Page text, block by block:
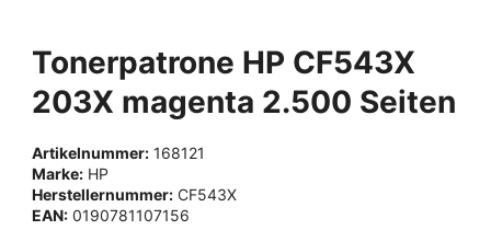
Tonerpatrone HP CF543X
203X magenta 2.500 Seiten
Artikelnummer: 168121
Marke: HP
Herstellernummer: CF543X
EAN: 0190781107156